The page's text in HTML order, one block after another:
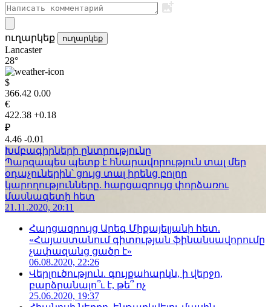
ուղարկեք ուղարկեք
Lancaster
28°
$
366.42 0.00
€
422.38 +0.18
₽
4.46 -0.01
Խմբագիրների ընտրությունը
Պարզապես պետք է հնարավորություն տալ մեր
օդաչուներին՝ ցույց տալ իրենց բոլոր
կարողությունները. հարցազրույց փորձառու
մասնագետի հետ
21.11.2020, 20:11
Հարցազրույց Արեգ Միքայելյանի հետ.
«Հայաստանում գիտության ֆինանսավորումը
չափազանց ցածր է»
06.08.2020, 22:26
Վերլուծություն. գույքահարկն, ի վերջո,
բարձրանալո՞ւ է, թե՞ ոչ
25.06.2020, 19:37